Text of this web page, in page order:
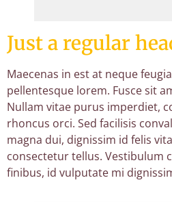
Just a regular
Maecenas in est at neque
pellentesque lorem. Fusce sit
Nullam vitae purus imperdiet,
rhoncus orci. Sed facilisis
magna dui, dignissim id felis
consectetur tellus. Vestibulum
finibus, id vulputate mi